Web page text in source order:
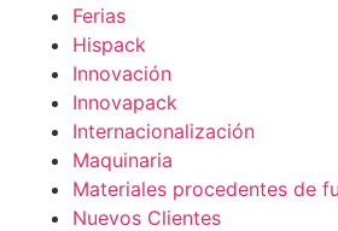
Ferias
Hispack
Innovación
Innovapack
Internacionalización
Maquinaria
Materiales procedentes de
Nuevos Clientes